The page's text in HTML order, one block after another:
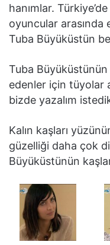
hanımlar.
oyuncular arasında
Tuba Büyüküstün
Tuba Büyüküstünün
edenler için tüyolar
bizde yazalım
Kalın kaşları
güzelliği daha çok
Büyüküstünün